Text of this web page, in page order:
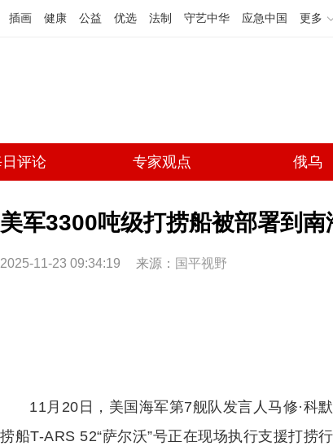
插画 健康 公益 优选 法制 守艺中华 应急中国 更多
评论 专家观点 俄乌
美军3300吨级打捞船被部署到
2025-11-23 09:34:19 来源： 国平视野
11月20日，美国海军第7舰队发言人马修·科
捞船T-ARS 52“萨尔沃”号正在现场执行支援打捞